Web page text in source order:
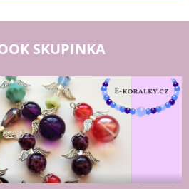
SKUPINKA